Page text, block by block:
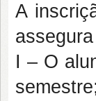
A
I – O
semestre;